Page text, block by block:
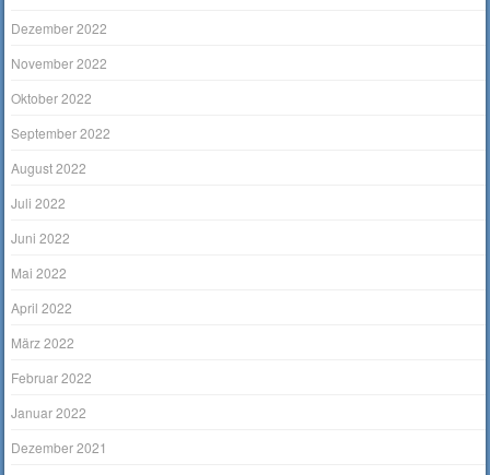
Dezember 2022
November 2022
Oktober 2022
September 2022
August 2022
Juli 2022
Juni 2022
Mai 2022
April 2022
März 2022
Februar 2022
Januar 2022
Dezember 2021